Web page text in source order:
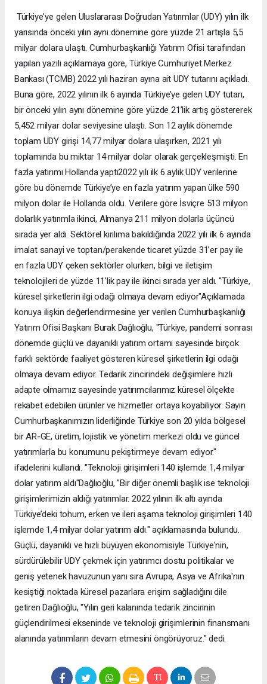
Türkiye'ye gelen Uluslararası Doğrudan Yatırımlar (UDY) yılın ilk
yarısında önceki yılın aynı dönemine göre yüzde 21 artışla 5,5
milyar dolara ulaştı. Cumhurbaşkanlığı Yatırım Ofisi tarafından
yapılan yazılı açıklamaya göre, Türkiye Cumhuriyet Merkez
Bankası (TCMB) 2022 yılı haziran ayına ait UDY tutarını açıkladı.
Buna göre, 2022 yılının ilk 6 ayında Türkiye’ye gelen UDY tutarı,
bir önceki yılın aynı dönemine göre yüzde 21’lik artış göstererek
5,452 milyar dolar seviyesine ulaştı. Son 12 aylık dönemde
toplam UDY girişi 14,77 milyar dolara ulaşırken, 2021 yılı
toplamında bu miktar 14 milyar dolar olarak gerçekleşmişti. En
fazla yatırımı Hollanda yaptı2022 yılı ilk 6 aylık UDY verilerine
göre bu dönemde Türkiye’ye en fazla yatırım yapan ülke 590
milyon dolar ile Hollanda oldu. Verilere göre İsviçre 513 milyon
dolarlık yatırımla ikinci, Almanya 211 milyon dolarla üçüncü
sırada yer aldı. Sektörel kırılıma bakıldığında 2022 yılı ilk 6 ayında
imalat sanayi ve toptan/perakende ticaret yüzde 31’er pay ile
en fazla UDY çeken sektörler olurken, bilgi ve iletişim
teknolojileri de yüzde 11’lik pay ile ikinci sırada yer aldı. "Türkiye,
küresel şirketlerin ilgi odağı olmaya devam ediyor"Açıklamada
konuya ilişkin değerlendirmesine yer verilen Cumhurbaşkanlığı
Yatırım Ofisi Başkanı Burak Dağlıoğlu, "Türkiye, pandemi sonrası
dönemde güçlü ve dayanıklı yatırım ortamı sayesinde birçok
farklı sektörde faaliyet gösteren küresel şirketlerin ilgi odağı
olmaya devam ediyor. Tedarik zincirindeki değişimlere hızlı
adapte olmamız sayesinde yatırımcılarımız küresel ölçekte
rekabet edebilen ürünler ve hizmetler ortaya koyabiliyor. Sayın
Cumhurbaşkanımızın liderliğinde Türkiye son 20 yılda bölgesel
bir AR-GE, üretim, lojistik ve yönetim merkezi oldu ve güncel
yatırımlarla bu konumunu pekiştirmeye devam ediyor."
ifadelerini kullandı. "Teknoloji girişimleri 140 işlemde 1,4 milyar
dolar yatırım aldı"Dağlıoğlu, "Bir diğer önemli başlık ise teknoloji
girişimlerimizin aldığı yatırımlar. 2022 yılının ilk altı ayında
Türkiye’deki tohum, erken ve ileri aşama teknoloji girişimleri 140
işlemde 1,4 milyar dolar yatırım aldı." açıklamasında bulundu.
Güçlü, dayanıklı ve hızlı büyüyen ekonomisiyle Türkiye'nin,
sürdürülebilir UDY çekmek için yatırımcı dostu politikalar ve
geniş yetenek havuzunun yanı sıra Avrupa, Asya ve Afrika'nın
kesiştiği noktada küresel pazarlara erişim sağladığını dile
getiren Dağlıoğlu, "Yılın geri kalanında tedarik zincirinin
güçlendirilmesi ekseninde ve teknoloji girişimlerinin finansmanı
alanında yatırımların devam etmesini öngörüyoruz." dedi.